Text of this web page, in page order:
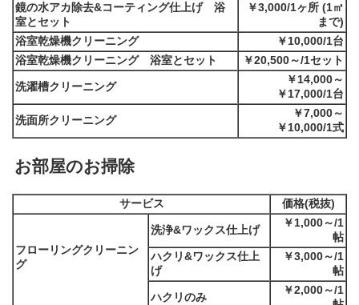
鏡の水アカ除去&コーティング仕上げ 浴
室とセット
￥3,000/1ヶ所 (1㎡
まで)
浴室乾燥機クリーニング
￥10,000/1台
浴室乾燥機クリーニング 浴室とセット
￥20,500～/1セット
洗濯槽クリーニング
￥14,000～
￥17,000/1台
洗面所クリーニング
￥7,000～
￥10,000/1式
お部屋のお掃除
サービス 価格(税抜)
フローリングクリーニン
グ
洗浄&ワックス仕上げ
￥1,000～/1
帖
ハクリ&ワックス仕上
げ
￥3,000～/1
帖
ハクリのみ
￥2,000～/1